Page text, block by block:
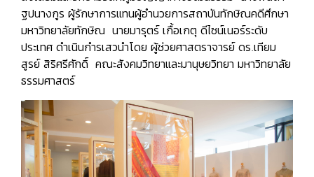
ฐปนางกูร ผู้รักษาการแทนผู้อำนวยการสถาบันทักษิณคดีศึกษา
มหาวิทยาลัยทักษิณ นายมารุตร์ เกื้อเกตุ ดีไซน์เนอร์ระดับ
ประเทศ ดำเนินกำรเสวนำโดย ผู้ช่วยศาสตราจารย์ ดร.เทียม
สูรย์ สิริศรีศักดิ์ คณะสังคมวิทยาและมานุษยวิทยา มหาวิทยาลัย
ธรรมศาสตร์